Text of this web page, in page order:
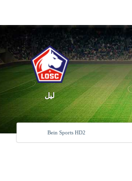
ليل
Bein Sports HD2